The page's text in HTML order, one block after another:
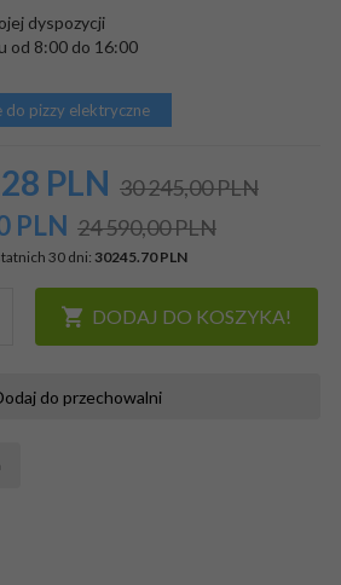
dyspozycji
od 8:00 do 16:00
do pizzy elektryczne
28 PLN 30 245,00 PLN
PLN 24 590,00 PLN
30 dni: 30245.70 PLN
DODAJ DO KOSZYKA!
do przechowalni